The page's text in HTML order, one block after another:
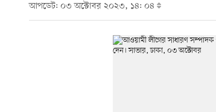
আপডেট: ০৩ অক্টোবর ২০২৩, ১৪: ০৪